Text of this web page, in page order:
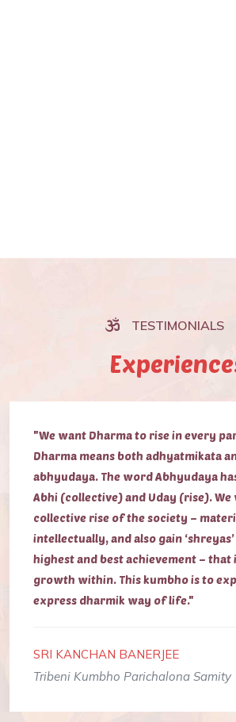
TESTIMONIALS
"We want Dharma to rise in every
Dharma means both adhyatmikata
abhyudaya. The word Abhyudaya
Abhi (collective) and Uday (rise). We
collective rise of the society –
intellectually, and also gain
highest and best achievement – that
growth within. This kumbho is to
express dharmik way of life."
SRI KANCHAN BANERJEE
Tribeni Kumbho Parichalona Samity